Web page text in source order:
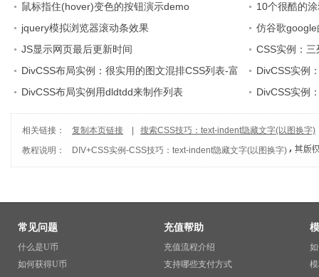
小）
鼠标指住(hover)变色的按钮演示demo
10个很酷的
jquery模拟浏览器滚动条效果
仿谷歌
JS显示网页最后更新时间
CSS实例：
DivCSS布局实例：很实用的图文混排CSS列表-富
有语义
DivCSS实例
DivCSS布局实例用dldtdd来制作列表
DivCSS实例
JS调用
相关链接： 复制本页链接
搜索CSS技巧：text-indent隐藏文字(以图换字)
教程说明：
DIV+CSS实例-CSS技巧：text-indent隐藏文字(以图换字)
常见问题
什么是U币
如何获得U币
充值帮助
充值流程介绍
支持哪些支付方式